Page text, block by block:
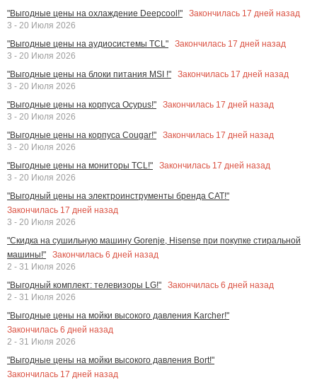
"Выгодные цены на охлаждение Deepcool!"
Закончилась 17 дней назад
3 - 20 Июля 2026
"Выгодные цены на аудиосистемы TCL"
Закончилась 17 дней назад
3 - 20 Июля 2026
"Выгодные цены на блоки питания MSI !"
Закончилась 17 дней назад
3 - 20 Июля 2026
"Выгодные цены на корпуса Ocypus!"
Закончилась 17 дней назад
3 - 20 Июля 2026
"Выгодные цены на корпуса Cougar!"
Закончилась 17 дней назад
3 - 20 Июля 2026
"Выгодные цены на мониторы TCL!"
Закончилась 17 дней назад
3 - 20 Июля 2026
"Выгодный цены на электроинструменты бренда CAT!"
Закончилась 17 дней назад
3 - 20 Июля 2026
"Скидка на сушильную машину Gorenje, Hisense при покупке стиральной
машины!"
Закончилась 6 дней назад
2 - 31 Июля 2026
"Выгодный комплект: телевизоры LG!"
Закончилась 6 дней назад
2 - 31 Июля 2026
"Выгодные цены на мойки высокого давления Karcher!"
Закончилась 6 дней назад
2 - 31 Июля 2026
"Выгодные цены на мойки высокого давления Bort!"
Закончилась 17 дней назад